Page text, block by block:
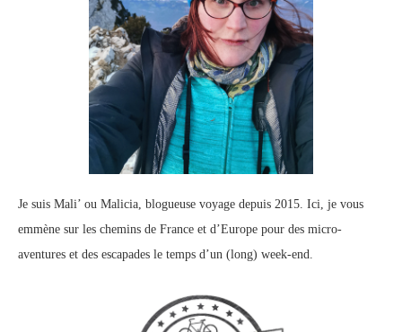
Je suis Mali’ ou Malicia, blogueuse voyage depuis 2015. Ici, je vous
emmène sur les chemins de France et d’Europe pour des micro-
aventures et des escapades le temps d’un (long) week-end.